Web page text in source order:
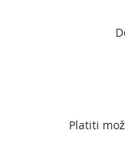
Platiti